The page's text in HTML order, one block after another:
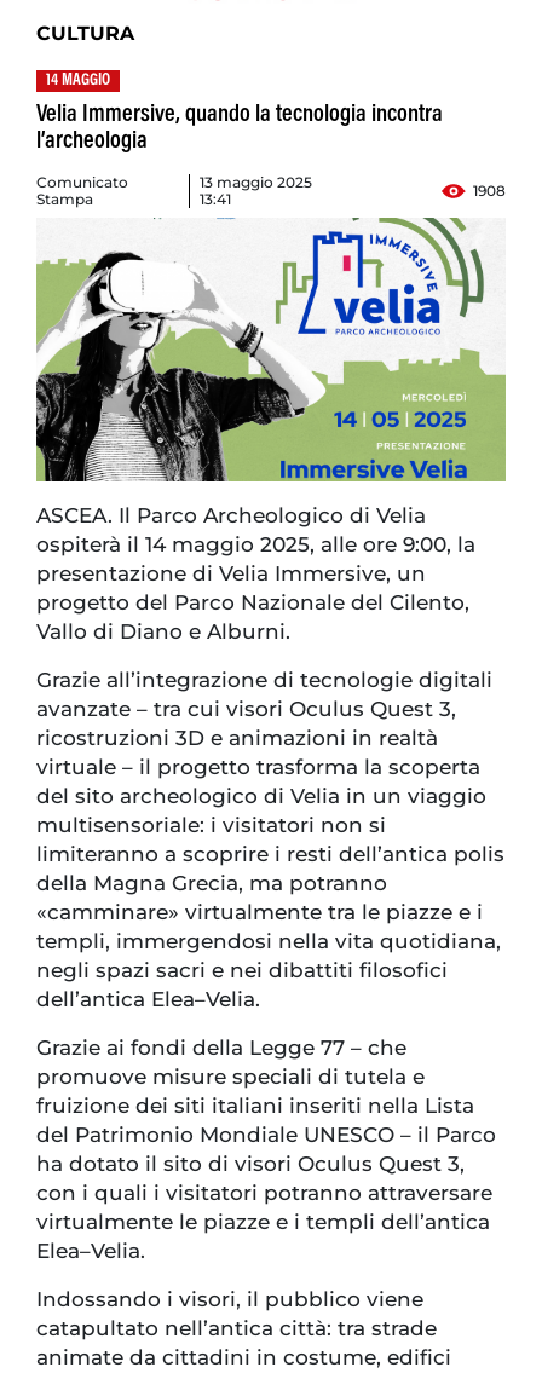
CULTURA
14 MAGGIO
Velia Immersive, quando la tecnologia incontra
l’archeologia
Comunicato
Stampa
13 maggio 2025
13:41
1908
ASCEA. Il Parco Archeologico di Velia
ospiterà il 14 maggio 2025, alle ore 9:00, la
presentazione di Velia Immersive, un
progetto del Parco Nazionale del Cilento,
Vallo di Diano e Alburni.
Grazie all’integrazione di tecnologie digitali
avanzate – tra cui visori Oculus Quest 3,
ricostruzioni 3D e animazioni in realtà
virtuale – il progetto trasforma la scoperta
del sito archeologico di Velia in un viaggio
multisensoriale: i visitatori non si
limiteranno a scoprire i resti dell’antica polis
della Magna Grecia, ma potranno
«camminare» virtualmente tra le piazze e i
templi, immergendosi nella vita quotidiana,
negli spazi sacri e nei dibattiti filosofici
dell’antica Elea–Velia.
Grazie ai fondi della Legge 77 – che
promuove misure speciali di tutela e
fruizione dei siti italiani inseriti nella Lista
del Patrimonio Mondiale UNESCO – il Parco
ha dotato il sito di visori Oculus Quest 3,
con i quali i visitatori potranno attraversare
virtualmente le piazze e i templi dell’antica
Elea–Velia.
Indossando i visori, il pubblico viene
catapultato nell’antica città: tra strade
animate da cittadini in costume, edifici